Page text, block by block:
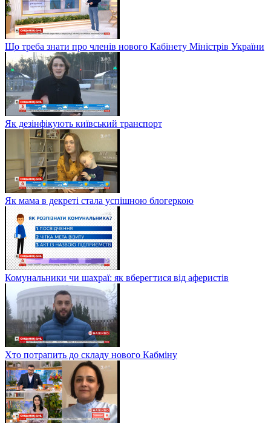
Що треба знати про членів нового Кабінету Міністрів України
Як дезінфікують київський транспорт
Як мама в декреті стала успішною блогеркою
Комунальники чи шахраї: як вберегтися від аферистів
Хто потрапить до складу нового Кабміну